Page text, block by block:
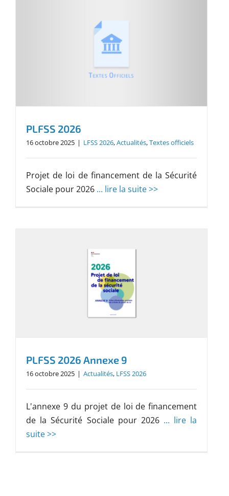
PLFSS 2026
16 octobre 2025 | LFSS 2026,Actualités,Textes officiels
Projet de loi de financement de la Sécurité
Sociale pour 2026 ... lire la suite >>
PLFSS 2026 Annexe 9
16 octobre 2025 | Actualités, LFSS 2026
L'annexe 9 du projet de loi de financement
de la Sécurité Sociale pour 2026... lire la
suite >>